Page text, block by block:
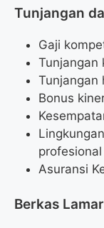
Tunjangan
Gaji
Tunjangan
Tunjangan
Bonus
profesional
Asuransi
Berkas